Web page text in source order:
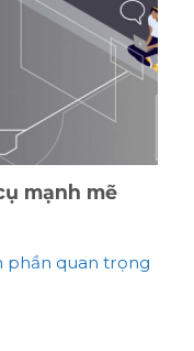
mạnh mẽ
quan trọng